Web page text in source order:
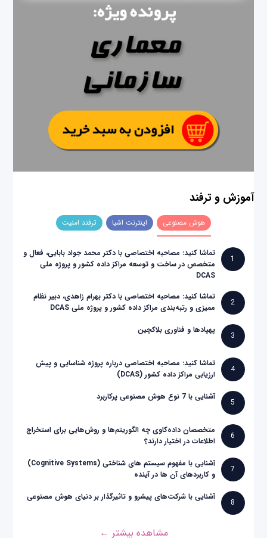
آموزش و ترفند
هوش مصنوعی اینترنت اشیا ترفند امنیت
1
تماشا کنید: مصاحبه اختصاصی با دکتر محمد جواد بابایی، فعال و
متخصص در ساخت و توسعه مراکز داده کشور و پروژه ملی
DCAS
2
تماشا کنید: مصاحبه اختصاصی با دکتر بهرام زاهدی، دبیر نظام
ممیزی و رتبه‌بندی مراکز داده کشور و پروژه ملی DCAS
3
پهپادها و فناوری بلاکچین
4
تماشا کنید: مصاحبه اختصاصی درباره پروژه شناسایی و پیش
ارزیابی مراکز داده کشور (DCAS)
5
آشنایی با 7 نوع هوش مصنوعی پرکاربرد
6
متخصصان داده‌کاوی چه الگوریتم‌ها و روش‌هایی برای استخراج
اطلاعات در اختیار دارند؟
7
آشنایی با مفهوم سیستم های شناختی (Cognitive Systems)
و کاربردهای آن ها در آینده
8
آشنایی با شرکت‌های پیشرو و تاثیرگذار بر دنیای هوش مصنوعی
مشاهده بیشتر ←